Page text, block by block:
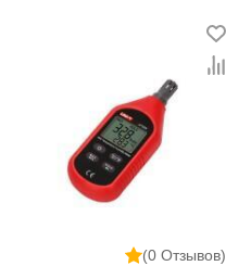
(0 Отзывов)